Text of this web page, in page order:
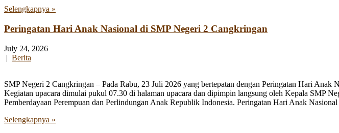
Selengkapnya »
Peringatan Hari Anak Nasional di SMP Negeri 2 Cangkringan
July 24, 2026
| Berita
SMP Negeri 2 Cangkringan – Pada Rabu, 23 Juli 2026 yang bertepatan dengan Peringatan Hari
Kegiatan upacara dimulai pukul 07.30 di halaman upacara dan dipimpin langsung oleh Kepala SMP
Pemberdayaan Perempuan dan Perlindungan Anak Republik Indonesia. Peringatan Hari Anak
Selengkapnya »